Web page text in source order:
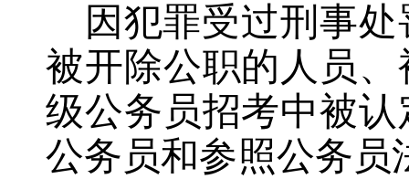
因犯罪受过刑事
被开除公职的人员
级公务员招考中被
公务员和参照公务员